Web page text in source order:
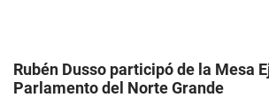
Rubén Dusso participó de la Mesa
Parlamento del Norte Grande